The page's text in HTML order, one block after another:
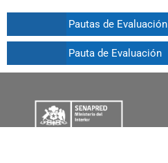
Pautas de Evaluación
Pauta de Evaluación